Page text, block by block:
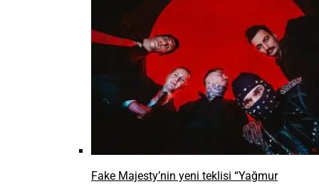
Fake Majesty’nin yeni teklisi “Yağmur